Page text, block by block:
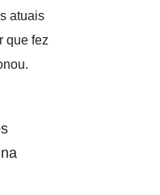
atuais
que fez